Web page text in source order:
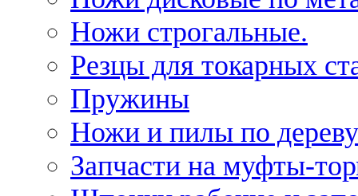
Ножи строгальные.
Резцы для токарных
Пружины
Ножи и пилы по дереву
Запчасти на муфты-